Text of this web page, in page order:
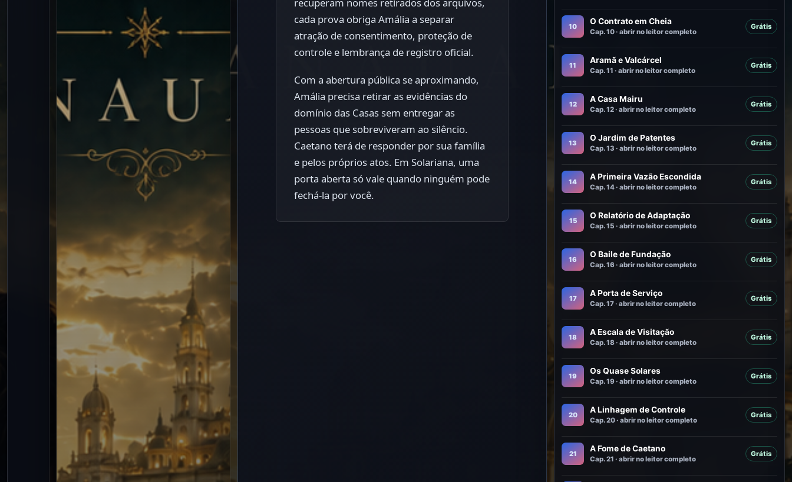
cada prova obriga Amália a separar
atração de consentimento, proteção de
controle e lembrança de registro oficial.
Com a abertura pública se aproximando,
Amália precisa retirar as evidências do
domínio das Casas sem entregar as
pessoas que sobreviveram ao silêncio.
Caetano terá de responder por sua família
e pelos próprios atos. Em Solariana, uma
porta aberta só vale quando ninguém pode
fechá-la por você.
10
O Contrato em Cheia
Cap. 10 · abrir no leitor completo
Grátis
11
Aramã e Valcárcel
Cap. 11 · abrir no leitor completo
Grátis
12
A Casa Mairu
Cap. 12 · abrir no leitor completo
Grátis
13
O Jardim de Patentes
Cap. 13 · abrir no leitor completo
Grátis
14
A Primeira Vazão Escondida
Cap. 14 · abrir no leitor completo
Grátis
15
O Relatório de Adaptação
Cap. 15 · abrir no leitor completo
Grátis
16
O Baile de Fundação
Cap. 16 · abrir no leitor completo
Grátis
17
A Porta de Serviço
Cap. 17 · abrir no leitor completo
Grátis
18
A Escala de Visitação
Cap. 18 · abrir no leitor completo
Grátis
19
Os Quase Solares
Cap. 19 · abrir no leitor completo
Grátis
20
A Linhagem de Controle
Cap. 20 · abrir no leitor completo
Grátis
21
A Fome de Caetano
Cap. 21 · abrir no leitor completo
Grátis